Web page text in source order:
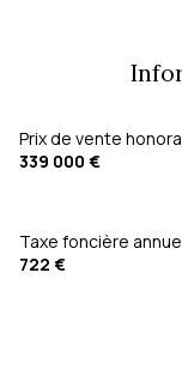
Prix de vente
339 000 €
Taxe foncière
722 €